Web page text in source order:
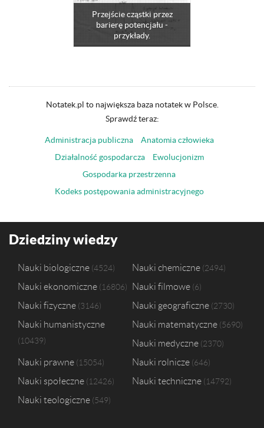
Przejście cząstki przez
barierę potencjału -
przykłady.
Notatek.pl to największa baza notatek w Polsce.
Sprawdź teraz:
Administracja publiczna
Anatomia człowieka
Działalność gospodarcza
Ewolucjonizm
Gospodarka przestrzenna
Kodeks postępowania administracyjnego
Dziedziny wiedzy
Nauki biologiczne 4524 Nauki chemiczne 2494
Nauki ekonomiczne 16806 Nauki filmowe 6
Nauki fizyczne 3146 Nauki geograficzne 2730
Nauki humanistyczne
10439
Nauki matematyczne 5690
Nauki medyczne 2370
Nauki prawne 15054 Nauki rolnicze 646
Nauki społeczne 12426 Nauki techniczne 14792
Nauki teologiczne 549